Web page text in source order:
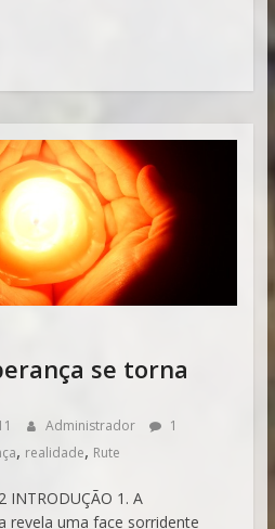
se torna
Administrador
1
, realidade, Rute
INTRODUÇÃO 1. A
revela uma face sorridente